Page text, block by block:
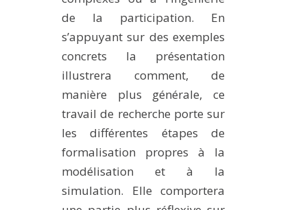
de la participation. En
s’appuyant sur des exemples
concrets la présentation
illustrera comment, de
manière plus générale, ce
travail de recherche porte sur
les différentes étapes de
formalisation propres à la
modélisation et à la
simulation. Elle comportera